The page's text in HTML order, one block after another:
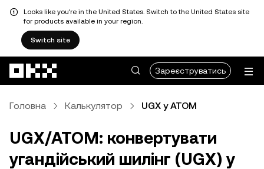
Looks like you're in the United States. Switch to the United States site
for products available in your region.
Switch site
Зареєструватись
Головна Калькулятор UGX у ATOM
UGX/ATOM: конвертувати
угандійський шилінг (UGX) у